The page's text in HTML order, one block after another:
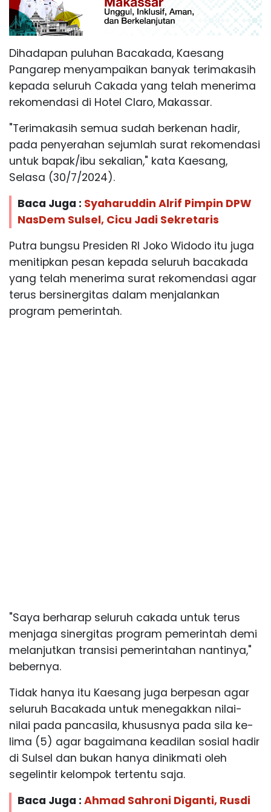
Dihadapan puluhan Bacakada, Kaesang
Pangarep menyampaikan banyak terimakasih
kepada seluruh Cakada yang telah menerima
rekomendasi di Hotel Claro, Makassar.
"Terimakasih semua sudah berkenan hadir,
pada penyerahan sejumlah surat rekomendasi
untuk bapak/ibu sekalian," kata Kaesang,
Selasa (30/7/2024).
Baca Juga : Syaharuddin Alrif Pimpin DPW
NasDem Sulsel, Cicu Jadi Sekretaris
Putra bungsu Presiden RI Joko Widodo itu juga
menitipkan pesan kepada seluruh bacakada
yang telah menerima surat rekomendasi agar
terus bersinergitas dalam menjalankan
program pemerintah.
"Saya berharap seluruh cakada untuk terus
menjaga sinergitas program pemerintah demi
melanjutkan transisi pemerintahan nantinya,"
bebernya.
Tidak hanya itu Kaesang juga berpesan agar
seluruh Bacakada untuk menegakkan nilai-
nilai pada pancasila, khususnya pada sila ke-
lima (5) agar bagaimana keadilan sosial hadir
di Sulsel dan bukan hanya dinikmati oleh
segelintir kelompok tertentu saja.
Baca Juga : Ahmad Sahroni Diganti, Rusdi